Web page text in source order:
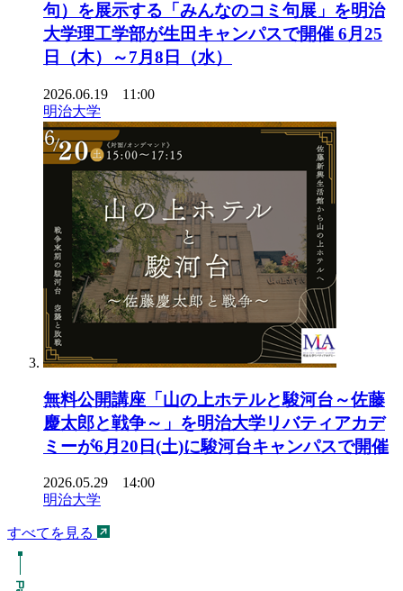
句）を展示する「みんなのコミ句展」を明治
大学理工学部が生田キャンパスで開催 6月25
日（木）～7月8日（水）
2026.06.19 11:00
明治大学
無料公開講座「山の上ホテルと駿河台～佐藤
慶太郎と戦争～」を明治大学リバティアカデ
ミーが6月20日(土)に駿河台キャンパスで開催
2026.05.29 14:00
明治大学
すべてを見る